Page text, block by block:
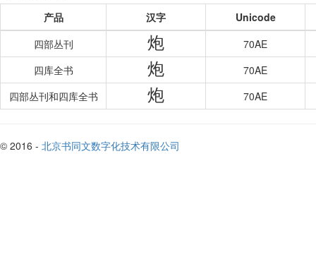
产品 汉字
Unicode
四部丛刊
炮
70AE
四库全书
炮
70AE
四部丛刊和四库全书
炮 70AE
© 2016 - 北京书同文数字化技术有限公司